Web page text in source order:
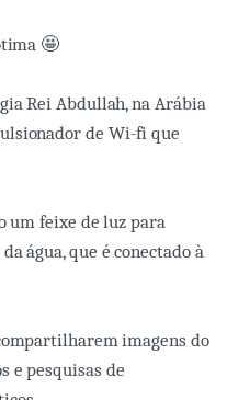
🤩
Rei Abdullah, na Arábia
de Wi-fi que
um feixe de luz para
água, que é conectado à
imagens do
e pesquisas de